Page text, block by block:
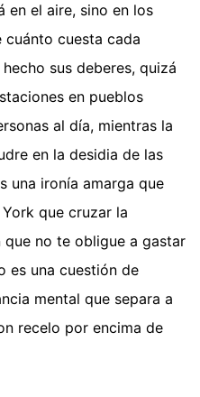
en el aire, sino en los
cuesta cada
sus deberes, quizá
en pueblos
al día, mientras la
en la desidia de las
una ironía amarga que
que cruzar la
no te obligue a gastar
es una cuestión de
mental que separa a
recelo por encima de